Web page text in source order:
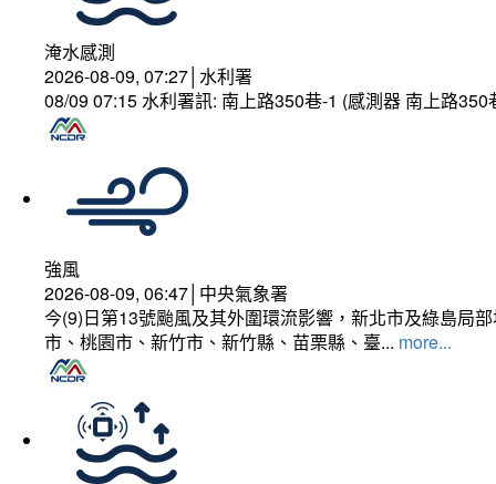
淹水感測
2026-08-09, 07:27│水利署
08/09 07:15 水利署訊: 南上路350巷-1 (感測器 南上路
強風
2026-08-09, 06:47│中央氣象署
今(9)日第13號颱風及其外圍環流影響，新北市及綠島局
市、桃園市、新竹市、新竹縣、苗栗縣、臺... more...